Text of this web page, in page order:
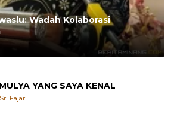
Wadah Kolaborasi
ANDI MULYA YANG SAYA KENAL
Fajar